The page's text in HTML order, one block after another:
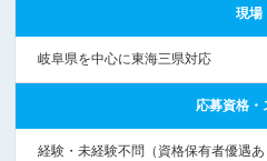
現場
岐阜県を中心に東海三県対応
応募資格・
経験・未経験不問（資格保有者優遇あ